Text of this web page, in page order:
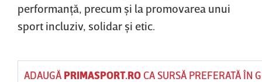
performanţă, precum şi la promovarea unui
sport incluziv, solidar şi etic.
ADAUGĂ PRIMASPORT.ROCA SURSĂ PREFERATĂ ÎN